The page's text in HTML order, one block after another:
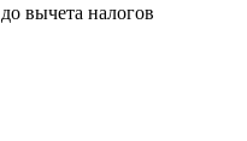
до вычета налогов